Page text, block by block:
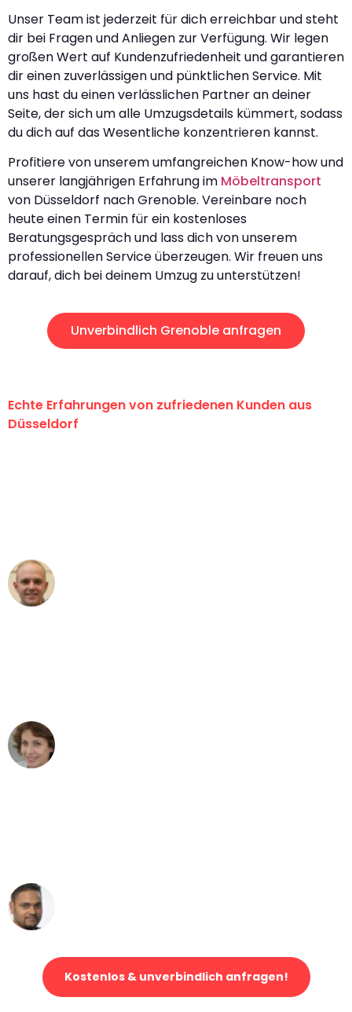
Unser Team ist jederzeit für dich erreichbar und steht
dir bei Fragen und Anliegen zur Verfügung. Wir legen
großen Wert auf Kundenzufriedenheit und garantieren
dir einen zuverlässigen und pünktlichen Service. Mit
uns hast du einen verlässlichen Partner an deiner
Seite, der sich um alle Umzugsdetails kümmert, sodass
du dich auf das Wesentliche konzentrieren kannst.
Profitiere von unserem umfangreichen Know-how und
unserer langjährigen Erfahrung im Möbeltransport
von Düsseldorf nach Grenoble. Vereinbare noch
heute einen Termin für ein kostenloses
Beratungsgespräch und lass dich von unserem
professionellen Service überzeugen. Wir freuen uns
darauf, dich bei deinem Umzug zu unterstützen!
Unverbindlich Grenoble anfragen
Echte Erfahrungen von zufriedenen Kunden aus
Düsseldorf
Kostenlos & unverbindlich anfragen!